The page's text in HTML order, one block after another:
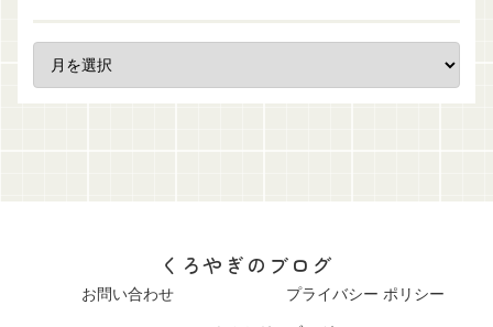
くろやぎのブログ
お問い合わせ プライバシー ポリシー